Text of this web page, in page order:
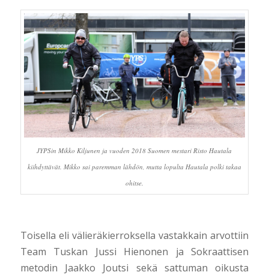
JYPSin Mikko Kiljunen ja vuoden 2018 Suomen mestari Risto Hautala
kiihdyttävät. Mikko sai paremman lähdön, mutta lopulta Hautala polki takaa
ohitse.
Toisella eli välieräkierroksella vastakkain arvottiin
Team Tuskan Jussi Hienonen ja Sokraattisen
metodin Jaakko Joutsi sekä sattuman oikusta